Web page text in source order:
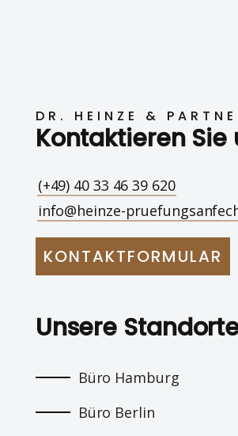
DR. HEINZE &
Kontaktieren Sie
(+49) 40 33 46 39 620
info@heinze-
KONTAKTFORMULAR
Unsere
Büro Hamburg
Büro Berlin